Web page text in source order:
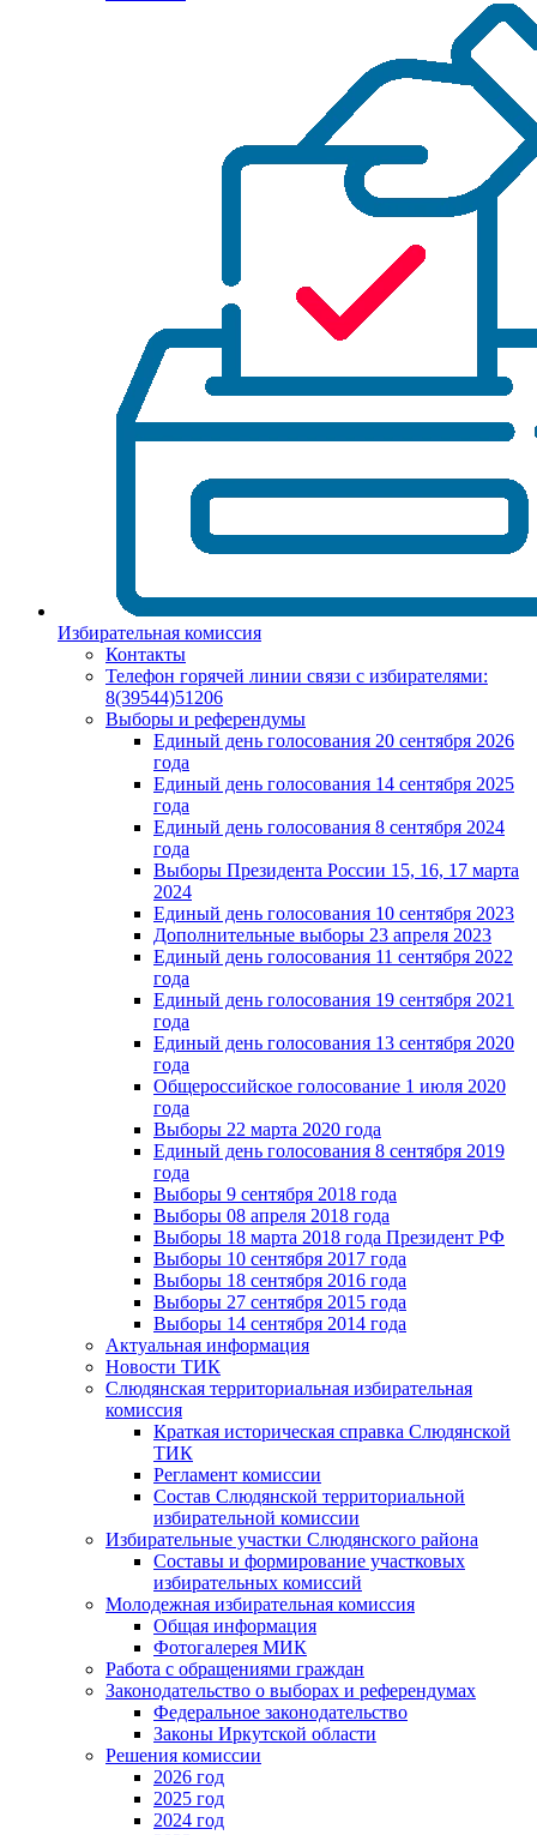
Избирательная комиссия
Контакты
Телефон горячей линии связи с избирателями:
8(39544)51206
Выборы и референдумы
Единый день голосования 20 сентября 2026
года
Единый день голосования 14 сентября 2025
года
Единый день голосования 8 сентября 2024
года
Выборы Президента России 15, 16, 17 марта
2024
Единый день голосования 10 сентября 2023
Дополнительные выборы 23 апреля 2023
Единый день голосования 11 сентября 2022
года
Единый день голосования 19 сентября 2021
года
Единый день голосования 13 сентября 2020
года
Общероссийское голосование 1 июля 2020
года
Выборы 22 марта 2020 года
Единый день голосования 8 сентября 2019
года
Выборы 9 сентября 2018 года
Выборы 08 апреля 2018 года
Выборы 18 марта 2018 года Президент РФ
Выборы 10 сентября 2017 года
Выборы 18 сентября 2016 года
Выборы 27 сентября 2015 года
Выборы 14 сентября 2014 года
Актуальная информация
Новости ТИК
Слюдянская территориальная избирательная
комиссия
Краткая историческая справка Слюдянской
ТИК
Регламент комиссии
Состав Слюдянской территориальной
избирательной комиссии
Избирательные участки Слюдянского района
Составы и формирование участковых
избирательных комиссий
Молодежная избирательная комиссия
Общая информация
Фотогалерея МИК
Работа с обращениями граждан
Законодательство о выборах и референдумах
Федеральное законодательство
Законы Иркутской области
Решения комиссии
2026 год
2025 год
2024 год